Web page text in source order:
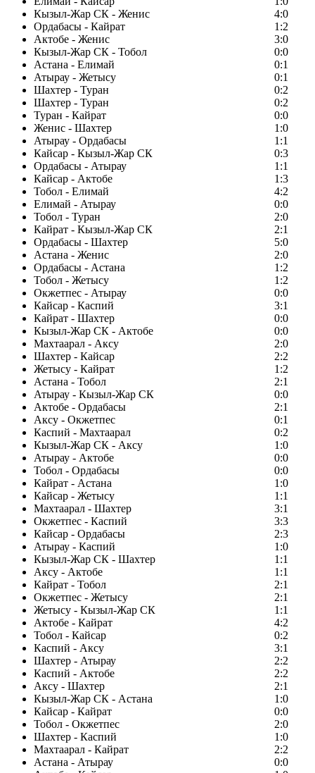
Кызыл-Жар СК - Женис
4:0
Ордабасы - Кайрат
1:2
Актобе - Женис
3:0
Кызыл-Жар СК - Тобол
0:0
Астана - Елимай
0:1
Атырау - Жетысу
0:1
Шахтер - Туран
0:2
Шахтер - Туран
0:2
Туран - Кайрат
0:0
Женис - Шахтер
1:0
Атырау - Ордабасы
1:1
Кайсар - Кызыл-Жар СК
0:3
Ордабасы - Атырау
1:1
Кайсар - Актобе
1:3
Тобол - Елимай
4:2
Елимай - Атырау
0:0
Тобол - Туран
2:0
Кайрат - Кызыл-Жар СК
2:1
Ордабасы - Шахтер
5:0
Астана - Женис
2:0
Ордабасы - Астана
1:2
Тобол - Жетысу
1:2
Окжетпес - Атырау
0:0
Кайсар - Каспий
3:1
Кайрат - Шахтер
0:0
Кызыл-Жар СК - Актобе
0:0
Махтаарал - Аксу
2:0
Шахтер - Кайсар
2:2
Жетысу - Кайрат
1:2
Астана - Тобол
2:1
Атырау - Кызыл-Жар СК
0:0
Актобе - Ордабасы
2:1
Аксу - Окжетпес
0:1
Каспий - Махтаарал
0:2
Кызыл-Жар СК - Аксу
1:0
Атырау - Актобе
0:0
Тобол - Ордабасы
0:0
Кайрат - Астана
1:0
Кайсар - Жетысу
1:1
Махтаарал - Шахтер
3:1
Окжетпес - Каспий
3:3
Кайсар - Ордабасы
2:3
Атырау - Каспий
1:0
Кызыл-Жар СК - Шахтер
1:1
Аксу - Актобе
1:1
Кайрат - Тобол
2:1
Окжетпес - Жетысу
2:1
Жетысу - Кызыл-Жар СК
1:1
Актобе - Кайрат
4:2
Тобол - Кайсар
0:2
Каспий - Аксу
3:1
Шахтер - Атырау
2:2
Каспий - Актобе
2:2
Аксу - Шахтер
2:1
Кызыл-Жар СК - Астана
1:0
Кайсар - Кайрат
0:0
Тобол - Окжетпес
2:0
Шахтер - Каспий
1:0
Махтаарал - Кайрат
2:2
Астана - Атырау
0:0